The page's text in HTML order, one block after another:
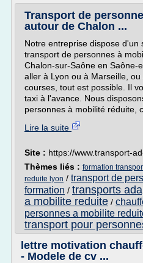
Transport de
autour de Chalon ...
Notre entreprise dispose d'un
transport de personnes à
Chalon-sur-Saône en Saône-
aller à Lyon ou à Marseille,
courses, tout est possible. Il
taxi à l'avance. Nous
personnes à mobilité réduite,
Lire la suite
Site : https://www.transport-
Thèmes liés : formation
reduite lyon / transport de
formation / transports
a mobilite reduite /
personnes a mobilite
transport pour
lettre motivation
- Modele de cv ...